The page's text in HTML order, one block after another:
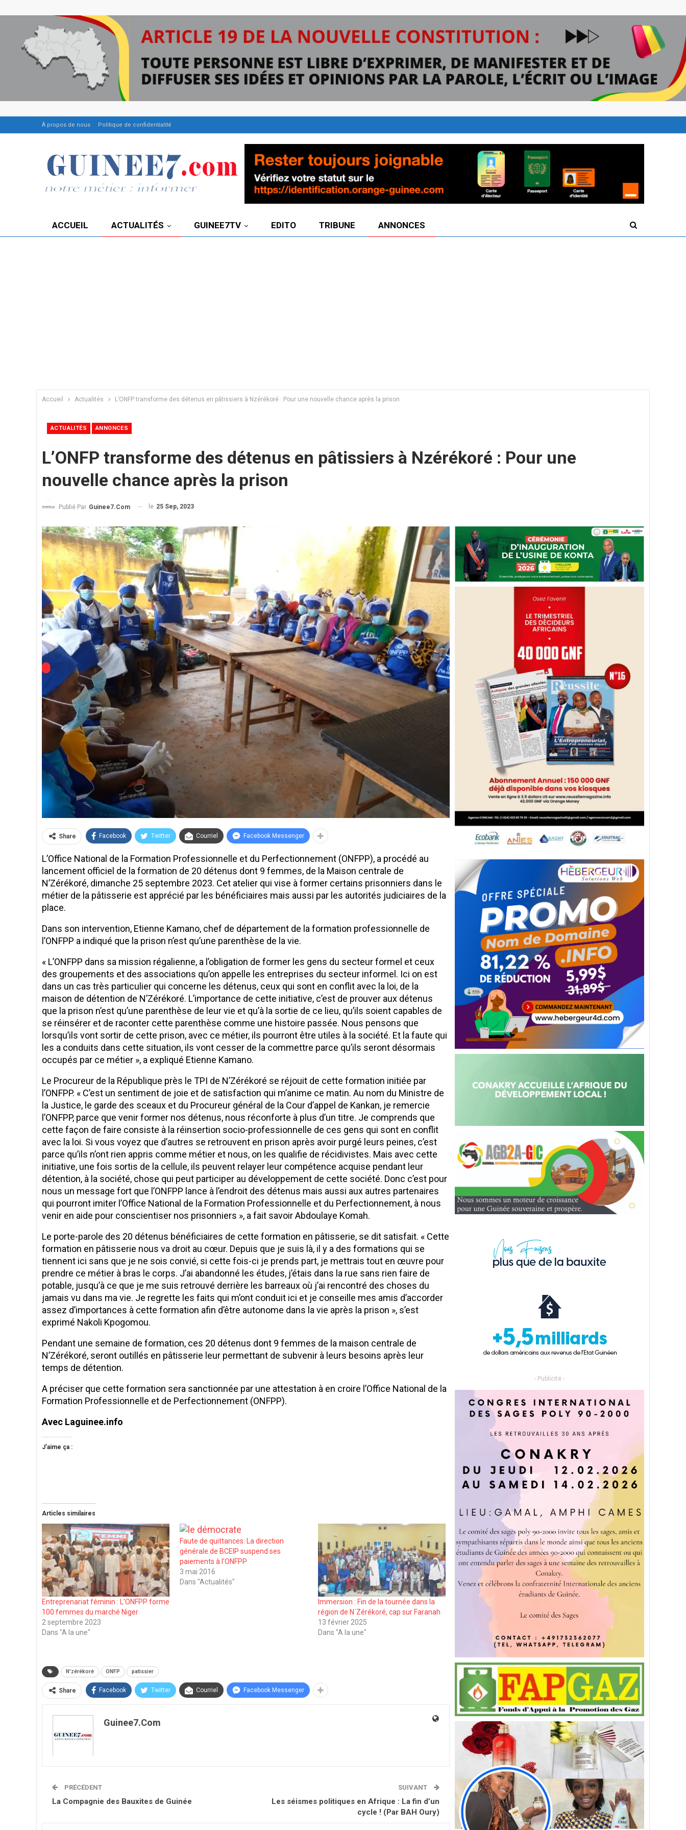
À propos de nous Politique de confidentialité
ACCUEIL ACTUALITÉS GUINEE7TV EDITO TRIBUNE ANNONCES
Accueil Actualités L’ONFP transforme des détenus en pâtissiers à Nzérékoré : Pour une nouvelle chance après la prison
ACTUALITÉS ANNONCES
L’ONFP transforme des détenus en pâtissiers à Nzérékoré : Pour une
nouvelle chance après la prison
Publié Par Guinee7.com le 25 Sep, 2023
Share Facebook Twitter Courriel Facebook Messenger
L’Office National de la Formation Professionnelle et du Perfectionnement (ONFPP), a procédé au
lancement officiel de la formation de 20 détenus dont 9 femmes, de la Maison centrale de
N’Zérékoré, dimanche 25 septembre 2023. Cet atelier qui vise à former certains prisonniers dans le
métier de la pâtisserie est apprécié par les bénéficiaires mais aussi par les autorités judiciaires de la
place.
Dans son intervention, Etienne Kamano, chef de département de la formation professionnelle de
l’ONFPP a indiqué que la prison n’est qu’une parenthèse de la vie.
« L’ONFPP dans sa mission régalienne, a l’obligation de former les gens du secteur formel et ceux
des groupements et des associations qu’on appelle les entreprises du secteur informel. Ici on est
dans un cas très particulier qui concerne les détenus, ceux qui sont en conflit avec la loi, de la
maison de détention de N’Zérékoré. L’importance de cette initiative, c’est de prouver aux détenus
que la prison n’est qu’une parenthèse de leur vie et qu’à la sortie de ce lieu, qu’ils soient capables de
se réinsérer et de raconter cette parenthèse comme une histoire passée. Nous pensons que
lorsqu’ils vont sortir de cette prison, avec ce métier, ils pourront être utiles à la société. Et la faute qui
les a conduits dans cette situation, ils vont cesser de la commettre parce qu’ils seront désormais
occupés par ce métier », a expliqué Etienne Kamano.
Le Procureur de la République près le TPI de N’Zérékoré se réjouit de cette formation initiée par
l’ONFPP. « C’est un sentiment de joie et de satisfaction qui m’anime ce matin. Au nom du Ministre de
la Justice, le garde des sceaux et du Procureur général de la Cour d’appel de Kankan, je remercie
l’ONFPP, parce que venir former nos détenus, nous réconforte à plus d’un titre. Je comprends que
cette façon de faire consiste à la réinsertion socio-professionnelle de ces gens qui sont en conflit
avec la loi. Si vous voyez que d’autres se retrouvent en prison après avoir purgé leurs peines, c’est
parce qu’ils n’ont rien appris comme métier et nous, on les qualifie de récidivistes. Mais avec cette
initiative, une fois sortis de la cellule, ils peuvent relayer leur compétence acquise pendant leur
détention, à la société, chose qui peut participer au développement de cette société. Donc c’est pour
nous un message fort que l’ONFPP lance à l’endroit des détenus mais aussi aux autres partenaires
qui pourront imiter l’Office National de la Formation Professionnelle et du Perfectionnement, à nous
venir en aide pour conscientiser nos prisonniers », a fait savoir Abdoulaye Komah.
Le porte-parole des 20 détenus bénéficiaires de cette formation en pâtisserie, se dit satisfait. « Cette
formation en pâtisserie nous va droit au cœur. Depuis que je suis là, il y a des formations qui se
tiennent ici sans que je ne sois convié, si cette fois-ci je prends part, je mettrais tout en œuvre pour
prendre ce métier à bras le corps. J’ai abandonné les études, j’étais dans la rue sans rien faire de
potable, jusqu’à ce que je me suis retrouvé derrière les barreaux où j’ai rencontré des choses du
jamais vu dans ma vie. Je regrette les faits qui m’ont conduit ici et je conseille mes amis d’accorder
assez d’importances à cette formation afin d’être autonome dans la vie après la prison », s’est
exprimé Nakoli Kpogomou.
Pendant une semaine de formation, ces 20 détenus dont 9 femmes de la maison centrale de
N’Zérékoré, seront outillés en pâtisserie leur permettant de subvenir à leurs besoins après leur
temps de détention.
A préciser que cette formation sera sanctionnée par une attestation à en croire l’Office National de la
Formation Professionnelle et de Perfectionnement (ONFPP).
Avec Laguinee.info
J’aime ça :
Articles similaires
Entreprenariat féminin : L’ONFPP forme
100 femmes du marché Niger
2 septembre 2023
Dans "A la une"
Faute de quittances: La direction
générale de BCEIP suspend ses
paiements à l’ONFPP
3 mai 2016
Dans "Actualités"
Immersion : Fin de la tournée dans la
région de N´Zérékoré, cap sur Faranah
13 février 2025
Dans "A la une"
N'zérékoré ONFP patissier
Share Facebook Twitter Courriel Facebook Messenger
Guinee7.com
PRÉCÉDENT
La Compagnie des Bauxites de Guinée
SUIVANT
Les séismes politiques en Afrique : La fin d’un
cycle ! (Par BAH Oury)
- Publicité -